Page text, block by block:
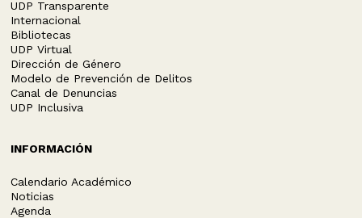
UDP Transparente
Internacional
Bibliotecas
UDP Virtual
Dirección de Género
Modelo de Prevención de Delitos
Canal de Denuncias
UDP Inclusiva
INFORMACIÓN
Calendario Académico
Noticias
Agenda